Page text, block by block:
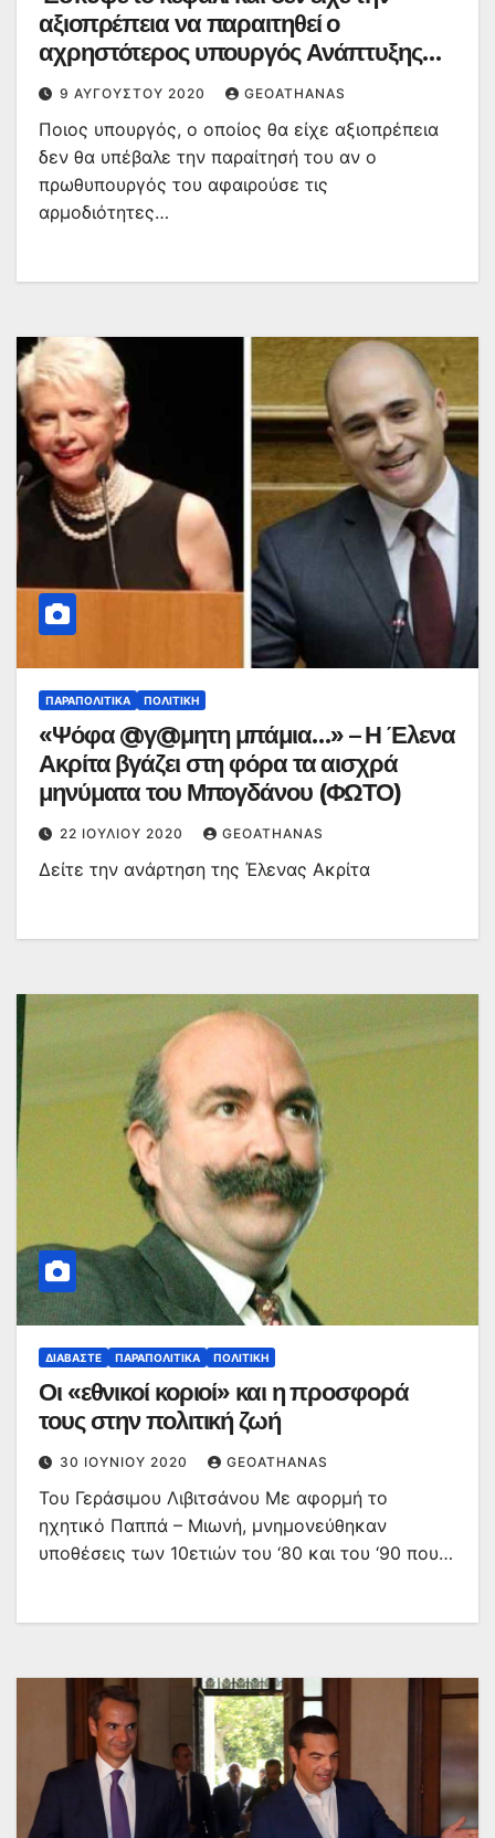
αξιοπρέπεια να παραιτηθεί ο
αχρηστότερος υπουργός Ανάπτυξης
όλων των εποχών (ΒΙΝΤΕΟ)
9 ΑΥΓΟΎΣΤΟΥ 2020 GEOATHANAS
Ποιος υπουργός, ο οποίος θα είχε αξιοπρέπεια
δεν θα υπέβαλε την παραίτησή του αν ο
πρωθυπουργός του αφαιρούσε τις
αρμοδιότητες…
ΠΑΡΑΠΟΛΙΤΙΚΆ ΠΟΛΙΤΙΚΉ
«Ψόφα @γ@μητη μπάμια…» – Η Έλενα
Ακρίτα βγάζει στη φόρα τα αισχρά
μηνύματα του Μπογδάνου (ΦΩΤΟ)
22 ΙΟΥΛΊΟΥ 2020 GEOATHANAS
Δείτε την ανάρτηση της Έλενας Ακρίτα
ΔΙΑΒΆΣΤΕ ΠΑΡΑΠΟΛΙΤΙΚΆ ΠΟΛΙΤΙΚΉ
Οι «εθνικοί κοριοί» και η προσφορά
τους στην πολιτική ζωή
30 ΙΟΥΝΊΟΥ 2020 GEOATHANAS
Toυ Γεράσιμου Λιβιτσάνου Με αφορμή το
ηχητικό Παππά – Μιωνή, μνημονεύθηκαν
υποθέσεις των 10ετιών του ‘80 και του ‘90 που…